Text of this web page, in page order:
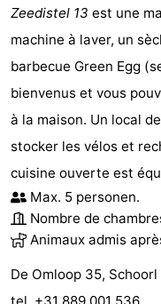
Zeedistel 13 est une
machine à laver, un
barbecue Green Egg
bienvenus et vous
à la maison. Un local
stocker les vélos et
cuisine ouverte est
Max. 5 personen.
Nombre de
Animaux admis
De Omloop 35, Schoorl
tel. +31 889 001 536